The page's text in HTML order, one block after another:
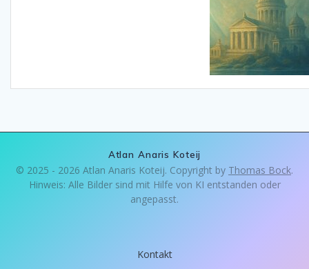
Atlan Anaris Koteij
© 2025 - 2026 Atlan Anaris Koteij. Copyright by Thomas Bock.
Hinweis: Alle Bilder sind mit Hilfe von KI entstanden oder
angepasst.
Kontakt